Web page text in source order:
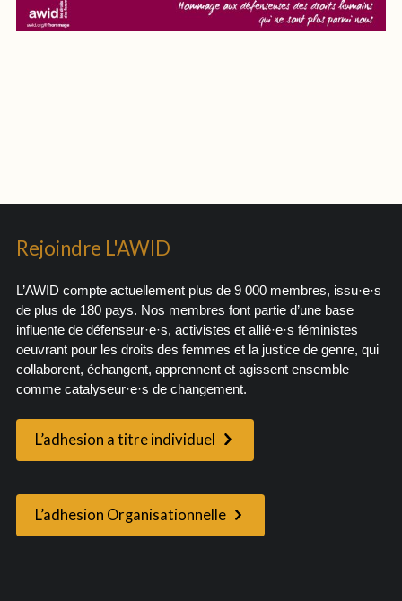
Rejoindre L'AWID
L’AWID compte actuellement plus de 9 000 membres, issu·e·s
de plus de 180 pays. Nos membres font partie d’une base
influente de défenseur·e·s, activistes et allié·e·s féministes
oeuvrant pour les droits des femmes et la justice de genre, qui
collaborent, échangent, apprennent et agissent ensemble
comme catalyseur·e·s de changement.
L’adhesion a titre individuel
L’adhesion Organisationnelle